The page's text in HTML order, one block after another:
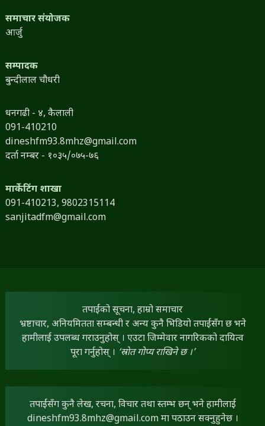
समाचार संयोजक
आर्जु
सम्पादक
बुन्दीलाल चौधरी
धनगढी - ४, कैलाली
091-410210
dineshfm93.8mhz@gmail.com
दर्ता नम्बर - १०३५/०७५-७६
मार्केटिंग शाखा
091-410213, 9802315114
sanjitadfm@gmail.com
तपाईंको सूचना, हाम्रो समाचार
भ्रष्टाचार, अनियमितता सम्बन्धी र अन्य कुनै भिडियो तपाईंसँग छ भने
हामीलाई उपलब्ध गराउनुहोस् । एउटा जिम्मेवार नागरिकको दायित्व
पूरा गर्नुहोस् । ‘स्रोत गोप्य राखिने छ ।’
तपाईंसँग कुनै लेख, रचना, विचार तथा स्तम्भ छन् भने हामीलाई
dineshfm93.8mhz@gmail.comमा पठाउन सक्नुहुनेछ ।